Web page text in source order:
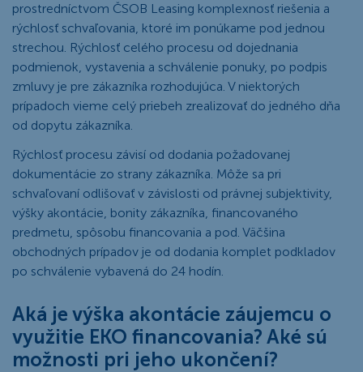
prostredníctvom ČSOB Leasing komplexnosť riešenia a
rýchlosť schvaľovania, ktoré im ponúkame pod jednou
strechou. Rýchlosť celého procesu od dojednania
podmienok, vystavenia a schválenie ponuky, po podpis
zmluvy je pre zákazníka rozhodujúca. V niektorých
prípadoch vieme celý priebeh zrealizovať do jedného dňa
od dopytu zákazníka.
Rýchlosť procesu závisí od dodania požadovanej
dokumentácie zo strany zákazníka. Môže sa pri
schvaľovaní odlišovať v závislosti od právnej subjektivity,
výšky akontácie, bonity zákazníka, financovaného
predmetu, spôsobu financovania a pod. Väčšina
obchodných prípadov je od dodania komplet podkladov
po schválenie vybavená do 24 hodín.
Aká je výška akontácie záujemcu o
využitie EKO financovania? Aké sú
možnosti pri jeho ukončení?